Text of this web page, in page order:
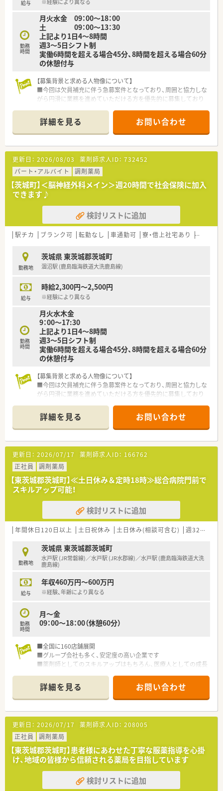
給与 ※経験により異なる
勤務
時間
月火水金 09：00～18：00
土 09：00～13：30
上記より1日4～8時間
週3～5日シフト制
実働6時間を超える場合45分、8時間を超える場合60分
の休憩付与
【募集背景と求める人物像について】
■今回は欠員補充に伴う急募案件となっており、周囲と協力しな
がら円滑に業務を進めていただける方を優先的に募集しており
■調剤業務の経験の有無は問いませんので、基礎からしっかり学
びたい新卒の方やブランクがある方も意欲があれば大歓迎で
す。
■地域医療の担い手として患者様に有益なサービスを提供した
いという、高いホスピタリティをお持ちの薬剤師様を求めていま
す。
詳細を見る お問い合わせ
更新日： 2026/08/03 薬剤師求人ID： 732452
パート・アルバイト
調剤薬局
【茨城町】＜脳神経外科メイン＞週20時間で社会保険に加入
できます♪
検討リストに追加
駅チカ ブランク可 転勤なし 車通勤可 寮・借上社宅あり 積雪なし
勤務地
茨城県 東茨城郡茨城町
涸沼駅 (鹿島臨海鉄道大洗鹿島線)
給与
時給2,300円～2,500円
※経験により異なる
勤務
時間
月火水木金
9：00～17:30
上記より1日4～8時間
週3～5日シフト制
実働6時間を超える場合45分、8時間を超える場合60分
の休憩付与
【募集背景と求める人物像について】
■今回は欠員補充に伴う急募案件となっており、周囲と協力しな
がら円滑に業務を進めていただける方を優先的に募集しており
■調剤業務の経験の有無は問いませんので、基礎からしっかり学
びたい新卒の方やブランクがある方も意欲があれば大歓迎で
す。
■地域医療の担い手として患者様に有益なサービスを提供した
いという、高いホスピタリティをお持ちの薬剤師様を求めていま
す。
詳細を見る お問い合わせ
更新日： 2026/07/17 薬剤師求人ID： 166762
正社員
調剤薬局
【東茨城郡茨城町】≪土日休み＆定時18時≫総合病院門前で
スキルアップ可能！
検討リストに追加
年間休日120日以上 土日祝休み 土日休み(相談可含む) 週32h以上
勤務地
茨城県 東茨城郡茨城町
水戸駅 (JR常磐線)／水戸駅 (JR水郡線)／水戸駅 (鹿島臨海鉄道大洗
鹿島線)
給与
年収460万円～600万円
※経験、年齢により異なる
勤務
時間
月～金
09：00～18：00（休憩60分）
■全国に160店舗展開
■グループ会社も多く、安定度の高い企業です
■薬剤師としてのスキルアップはもちろん、医療人としての成長
詳細を見る お問い合わせ
更新日： 2026/07/17 薬剤師求人ID： 208005
正社員
調剤薬局
【東茨城郡茨城町】患者様にあわせた丁寧な服薬指導を心掛
け、地域の皆様から信頼される薬局を目指しています
検討リストに追加